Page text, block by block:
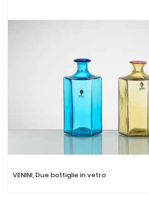
VENINI, Due bottiglie in vetro